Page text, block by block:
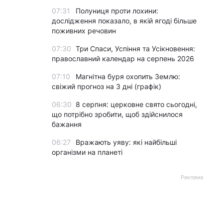
07:31
Полуниця проти лохини:
дослідження показало, в якій ягоді більше
поживних речовин
07:30 Три Спаси, Успіння та Усікновення:
православний календар на серпень 2026
07:10
Магнітна буря охопить Землю:
свіжий прогноз на 3 дні (графік)
06:30 8 серпня: церковне свято сьогодні,
що потрібно зробити, щоб здійснилося
бажання
06:27
Вражають уяву: які найбільші
організми на планеті
Реклама